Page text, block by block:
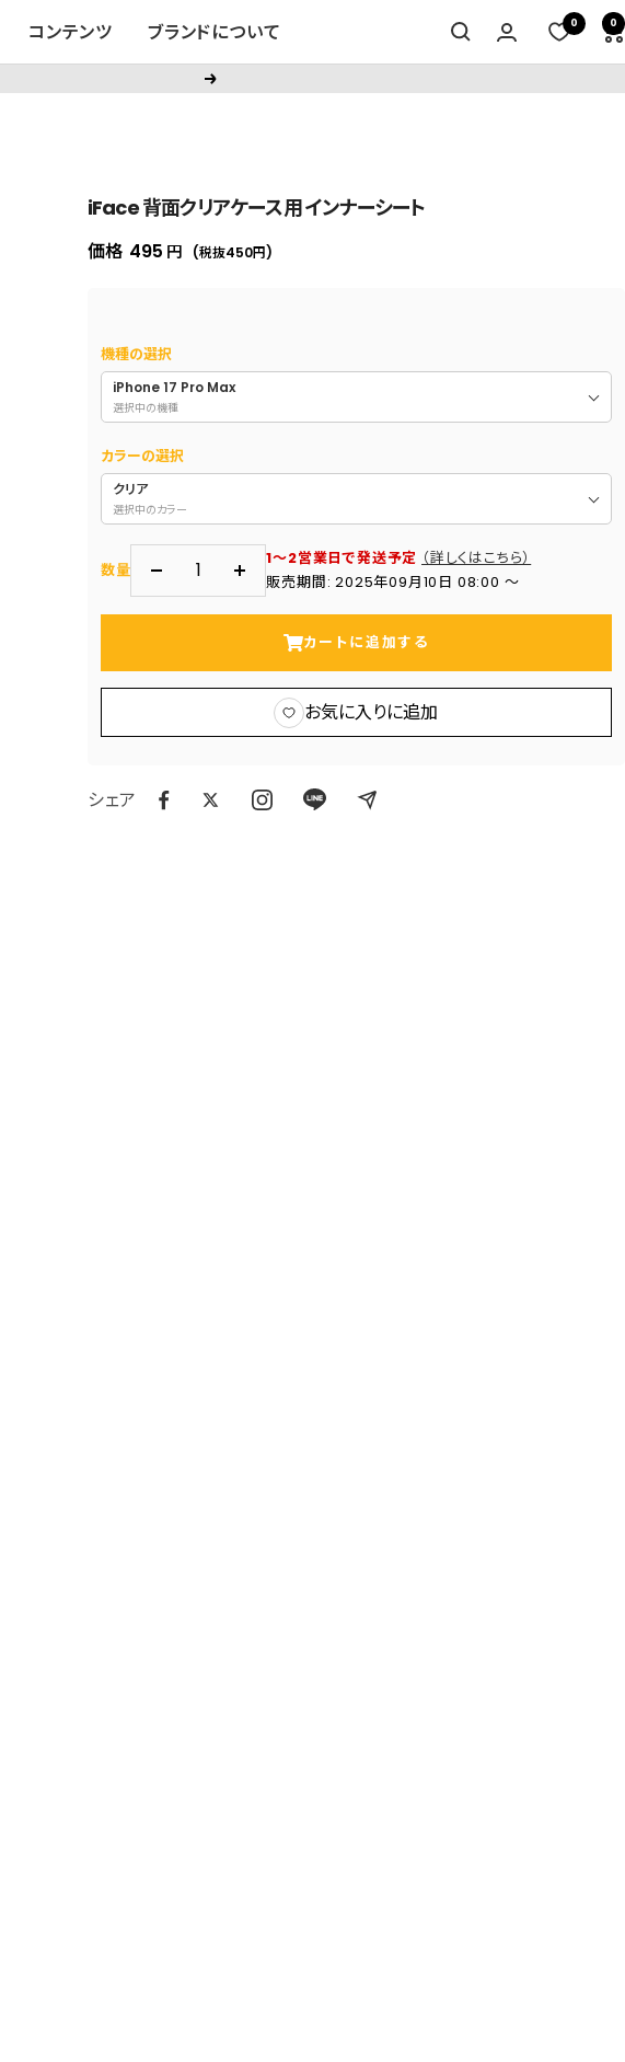
コンテンツ ブランドについて 0 0
次
iFace 背面クリアケース用 インナーシート
価格 セ
格
495 円 (税抜450円)
機種の選択
iPhone 17 Pro Max
選択中の機種
カラーの選択
クリア
選択中のカラー
数量
量
減
す
数
量
増
す
1～2営業日で発送予定 （詳しくはこちら）
販売期間: 2025年09月10日 08:00 〜
カートに追加する
お気に入りに追加
シェア